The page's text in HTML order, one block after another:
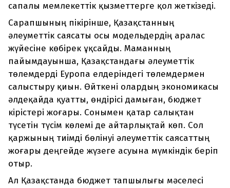
сапалы мемлекеттік қызметтерге қол жеткізеді.
Сарапшының пікірінше, Қазақстанның
әлеуметтік саясаты осы модельдердің аралас
жүйесіне көбірек ұқсайды. Маманның
пайымдауынша, Қазақстандағы әлеуметтік
төлемдерді Еуропа елдеріндегі төлемдермен
салыстыру қиын. Өйткені олардың экономикасы
әлдеқайда қуатты, өндірісі дамыған, бюджет
кірістері жоғары. Сонымен қатар салықтан
түсетін түсім көлемі де айтарлықтай көп. Сол
қаржының тиімді бөлінуі әлеуметтік саясаттың
жоғары деңгейде жүзеге асуына мүмкіндік беріп
отыр.
Ал Қазақстанда бюджет тапшылығы мәселесі